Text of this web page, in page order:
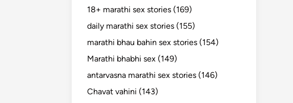
18+ marathi sex stories (169)
daily marathi sex stories (155)
marathi bhau bahin sex stories (154)
Marathi bhabhi sex (149)
antarvasna marathi sex stories (146)
Chavat vahini (143)